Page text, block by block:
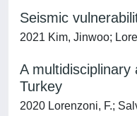
Seismic
2021 Kim, Jinwoo;
A
Turkey
2020 Lorenzoni, F.;